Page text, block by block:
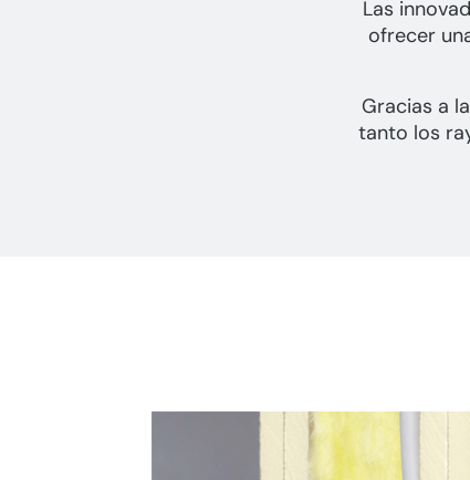
Las
ofrecer
Gracias a
tanto los